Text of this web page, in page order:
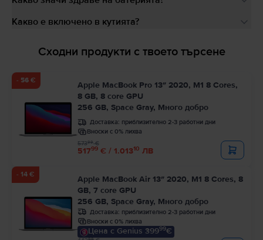
Какво е включено в кутията?
Сходни продукти с твоето търсене
- 56 €
Apple MacBook Pro 13″ 2020, M1 8 Cores,
8 GB, 8 core GPU
256 GB, Space Gray, Много добро
Доставка: приблизително 2-3 работни дни
Вноски с 0% лихва
51799 € / 1.01310 ЛВ
57399€
- 14 €
Apple MacBook Air 13″ 2020, M1 8 Cores, 8
GB, 7 core GPU
256 GB, Space Gray, Много добро
Доставка: приблизително 2-3 работни дни
Вноски с 0% лихва
Цена с Genius 39999€
99